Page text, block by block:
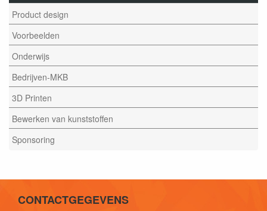
Product design
Voorbeelden
Onderwijs
Bedrijven-MKB
3D Printen
Bewerken van kunststoffen
Sponsoring
CONTACTGEGEVENS